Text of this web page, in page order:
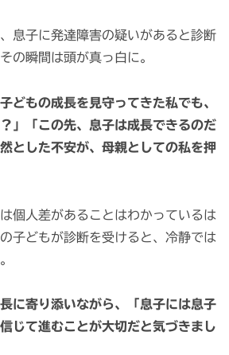
息子に発達障害の疑いがあると診断
の瞬間は頭が真っ白に。
どもの成長を見守ってきた私でも、
」「この先、息子は成長できるのだ
とした不安が、母親としての私を押
個人差があることはわかっているは
子どもが診断を受けると、冷静では
に寄り添いながら、「息子には息子
じて進むことが大切だと気づきまし